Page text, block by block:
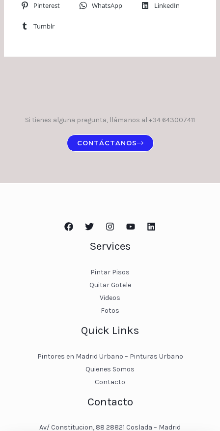
Pinterest WhatsApp LinkedIn
Tumblr
Si tienes alguna pregunta, llámanos al +34 643007411
CONTÁCTANOS
Services
Pintar Pisos
Quitar Gotele
Videos
Fotos
Quick Links
Pintores en Madrid Urbano – Pinturas Urbano
Quienes Somos
Contacto
Contacto
Av/ Constitucion, 88 28821 Coslada – Madrid